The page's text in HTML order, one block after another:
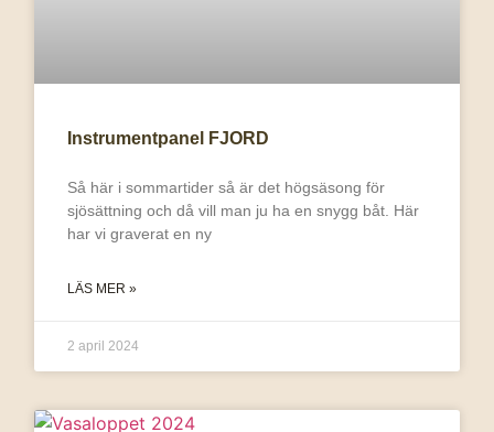
Instrumentpanel FJORD
Så här i sommartider så är det högsäsong för
sjösättning och då vill man ju ha en snygg båt. Här
har vi graverat en ny
LÄS MER »
2 april 2024